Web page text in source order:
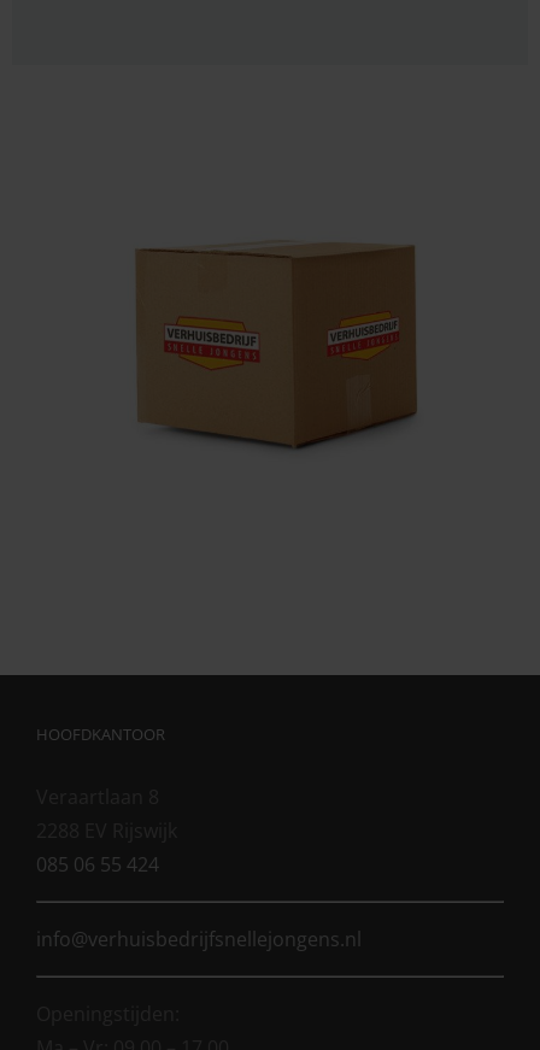
HOOFDKANTOOR
085 06 55 424
info@verhuisbedrijfsnellejongens.nl